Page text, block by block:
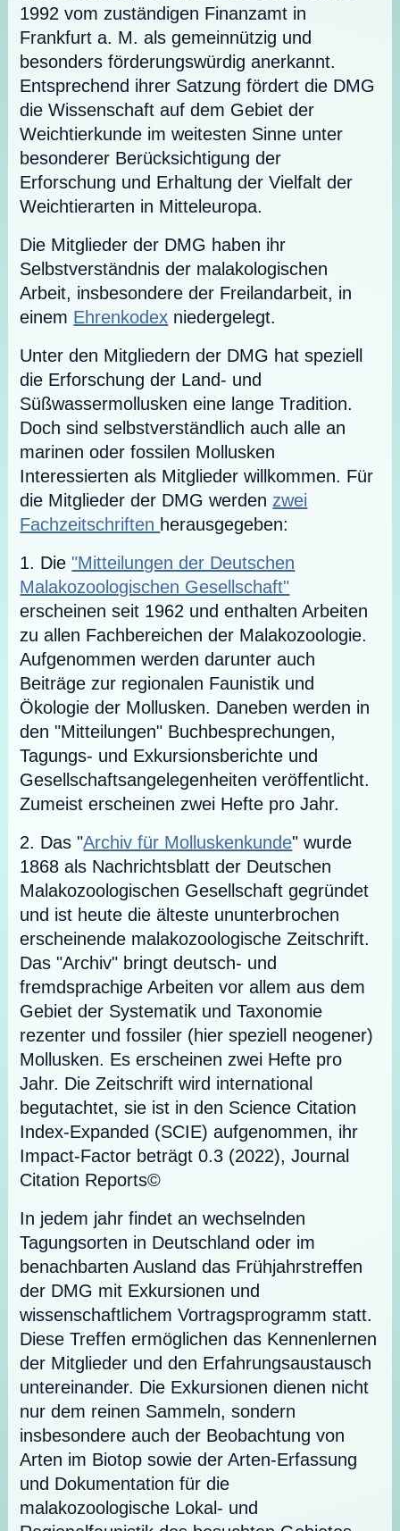
1992 vom zuständigen Finanzamt in
Frankfurt a. M. als gemeinnützig und
besonders förderungswürdig anerkannt.
Entsprechend ihrer Satzung fördert die DMG
die Wissenschaft auf dem Gebiet der
Weichtierkunde im weitesten Sinne unter
besonderer Berücksichtigung der
Erforschung und Erhaltung der Vielfalt der
Weichtierarten in Mitteleuropa.
Die Mitglieder der DMG haben ihr
Selbstverständnis der malakologischen
Arbeit, insbesondere der Freilandarbeit, in
einem Ehrenkodex niedergelegt.
Unter den Mitgliedern der DMG hat speziell
die Erforschung der Land- und
Süßwassermollusken eine lange Tradition.
Doch sind selbstverständlich auch alle an
marinen oder fossilen Mollusken
Interessierten als Mitglieder willkommen. Für
die Mitglieder der DMG werden zwei
Fachzeitschriften herausgegeben:
1. Die"Mitteilungen der Deutschen
Malakozoologischen Gesellschaft"
erscheinen seit 1962 und enthalten Arbeiten
zu allen Fachbereichen der Malakozoologie.
Aufgenommen werden darunter auch
Beiträge zur regionalen Faunistik und
Ökologie der Mollusken. Daneben werden in
den "Mitteilungen" Buchbesprechungen,
Tagungs- und Exkursionsberichte und
Gesellschaftsangelegenheiten veröffentlicht.
Zumeist erscheinen zwei Hefte pro Jahr.
2. Das "Archiv für Molluskenkunde" wurde
1868 als Nachrichtsblatt der Deutschen
Malakozoologischen Gesellschaft gegründet
und ist heute die älteste ununterbrochen
erscheinende malakozoologische Zeitschrift.
Das "Archiv" bringt deutsch- und
fremdsprachige Arbeiten vor allem aus dem
Gebiet der Systematik und Taxonomie
rezenter und fossiler (hier speziell neogener)
Mollusken. Es erscheinen zwei Hefte pro
Jahr. Die Zeitschrift wird international
begutachtet, sie ist in den Science Citation
Index-Expanded (SCIE) aufgenommen, ihr
Impact-Factor beträgt 0.3 (2022), Journal
Citation Reports©
In jedem jahr findet an wechselnden
Tagungsorten in Deutschland oder im
benachbarten Ausland das Frühjahrstreffen
der DMG mit Exkursionen und
wissenschaftlichem Vortragsprogramm statt.
Diese Treffen ermöglichen das Kennenlernen
der Mitglieder und den Erfahrungsaustausch
untereinander. Die Exkursionen dienen nicht
nur dem reinen Sammeln, sondern
insbesondere auch der Beobachtung von
Arten im Biotop sowie der Arten-Erfassung
und Dokumentation für die
malakozoologische Lokal- und